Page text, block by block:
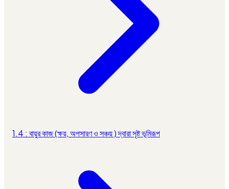
1.4 : বায়ুর কাজ (ক্ষয়, অপসারণ ও সঞ্চয় ) দ্বারা সৃষ্ট ভূমিরূপ